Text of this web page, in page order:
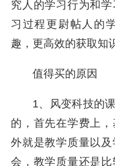
究人的学习行为和
习过程更尉帖人的
趣，更高效的获取知
值得买的原因
1、风变科技的
的，首先在学费上
外就是教学质量以
会，教学质量还是